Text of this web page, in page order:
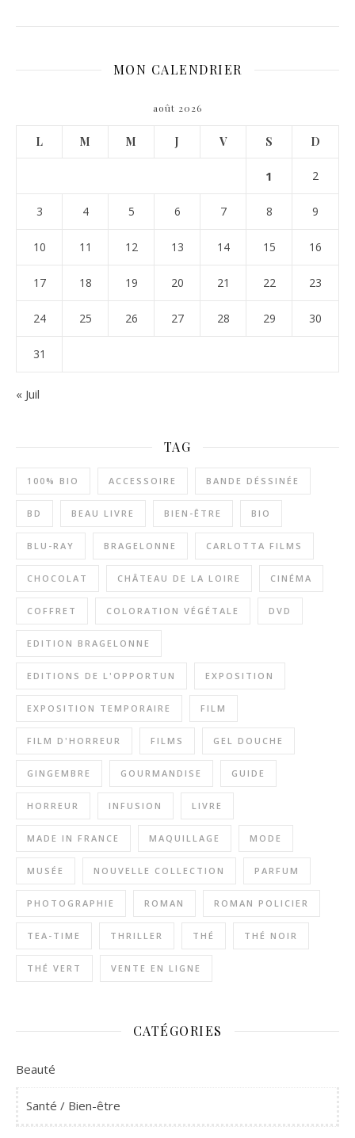
MON CALENDRIER
août 2026
L M M J V S D
1 2
3 4 5 6 7 8 9
10 11 12 13 14 15 16
17 18 19 20 21 22 23
24 25 26 27 28 29 30
31
« Juil
TAG
100% BIO ACCESSOIRE BANDE DÉSSINÉE
BD BEAU LIVRE BIEN-ÊTRE BIO
BLU-RAY BRAGELONNE CARLOTTA FILMS
CHOCOLAT CHÂTEAU DE LA LOIRE CINÉMA
COFFRET COLORATION VÉGÉTALE DVD
EDITION BRAGELONNE
EDITIONS DE L'OPPORTUN EXPOSITION
EXPOSITION TEMPORAIRE FILM
FILM D'HORREUR FILMS GEL DOUCHE
GINGEMBRE GOURMANDISE GUIDE
HORREUR INFUSION LIVRE
MADE IN FRANCE MAQUILLAGE MODE
MUSÉE NOUVELLE COLLECTION PARFUM
PHOTOGRAPHIE ROMAN ROMAN POLICIER
TEA-TIME THRILLER THÉ THÉ NOIR
THÉ VERT VENTE EN LIGNE
CATÉGORIES
Beauté
Santé / Bien-être